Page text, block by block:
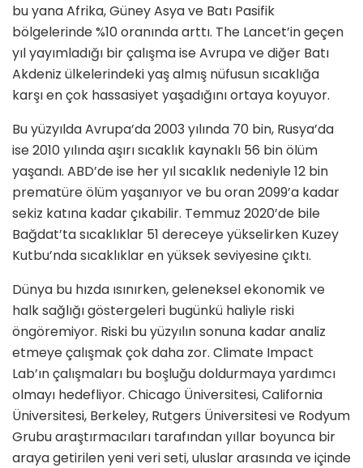
bu yana Afrika, Güney Asya ve Batı Pasifik
bölgelerinde %10 oranında arttı. The Lancet’in geçen
yıl yayımladığı bir çalışma ise Avrupa ve diğer Batı
Akdeniz ülkelerindeki yaş almış nüfusun sıcaklığa
karşı en çok hassasiyet yaşadığını ortaya koyuyor.
Bu yüzyılda Avrupa’da 2003 yılında 70 bin, Rusya’da
ise 2010 yılında aşırı sıcaklık kaynaklı 56 bin ölüm
yaşandı. ABD’de ise her yıl sıcaklık nedeniyle 12 bin
prematüre ölüm yaşanıyor ve bu oran 2099’a kadar
sekiz katına kadar çıkabilir. Temmuz 2020’de bile
Bağdat’ta sıcaklıklar 51 dereceye yükselirken Kuzey
Kutbu’nda sıcaklıklar en yüksek seviyesine çıktı.
Dünya bu hızda ısınırken, geleneksel ekonomik ve
halk sağlığı göstergeleri bugünkü haliyle riski
öngöremiyor. Riski bu yüzyılın sonuna kadar analiz
etmeye çalışmak çok daha zor. Climate Impact
Lab’ın çalışmaları bu boşluğu doldurmaya yardımcı
olmayı hedefliyor. Chicago Üniversitesi, California
Üniversitesi, Berkeley, Rutgers Üniversitesi ve Rodyum
Grubu araştırmacıları tarafından yıllar boyunca bir
araya getirilen yeni veri seti, uluslar arasında ve içinde